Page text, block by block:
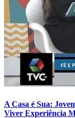
A Casa é Sua:
Viver Experiência